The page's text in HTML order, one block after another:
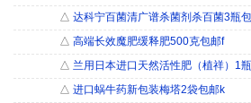
△ 达科宁百菌清广谱杀菌剂杀百菌3瓶
△ 高端长效魔肥缓释肥500克包邮f
△ 兰用日本进口天然活性肥（植祥）1
△ 进口蜗牛药新包装梅塔2袋包邮k